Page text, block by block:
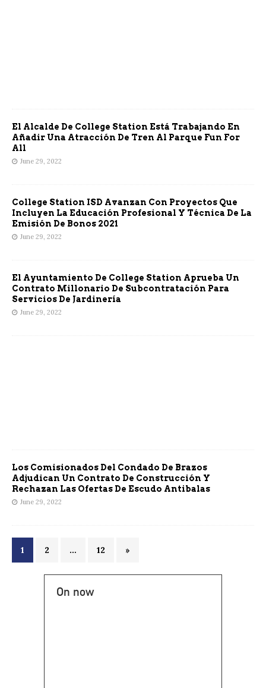
El Alcalde De College Station Está Trabajando En
Añadir Una Atracción De Tren Al Parque Fun For
All
June 29, 2022
College Station ISD Avanzan Con Proyectos Que
Incluyen La Educación Profesional Y Técnica De La
Emisión De Bonos 2021
June 29, 2022
El Ayuntamiento De College Station Aprueba Un
Contrato Millonario De Subcontratación Para
Servicios De Jardinería
June 29, 2022
Los Comisionados Del Condado De Brazos
Adjudican Un Contrato De Construcción Y
Rechazan Las Ofertas De Escudo Antibalas
June 29, 2022
1 2 … 12 »
On now